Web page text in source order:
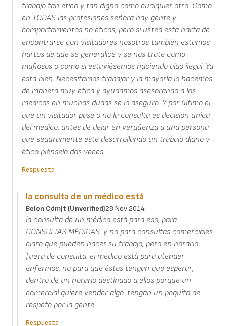
trabajo tan etico y tan digno como cualquier otro. Como
en TODAS las profesiones señora hay gente y
comportamientos no eticos, pero si usted esta harta de
encontrarse con visitadores nosotros también estamos
hartos de que se generalice y se nos trate como
mafiosos o como si estuviésemos haciendo algo ilegal. Ya
esta bien. Necesitamos trabajar y la mayoría lo hacemos
de manera muy etica y ayudamos asesorando a los
medicos en muchas dudas se lo aseguro. Y por último el
que un visitador pase o no la consulta es decisión única
del medico. antes de dejar en vergüenza a una persona
que seguramente este desarrollando un trabajo digno y
etico piénselo dos veces
Respuesta
la consulta de un médico está
Belen Cdmjt (unverified)28 Nov 2014
la consulta de un médico está para eso, para
CONSULTAS MÉDICAS. y no para consultas comerciales.
claro que pueden hacer su trabajo, pero en horario
fuera de consulta. el médico está para atender
enfermos, no para que éstos tengan que esperar,
dentro de un horario destinado a ellos porque un
comercial quiere vender algo. tengan un poquito de
respeto por la gente.
Respuesta